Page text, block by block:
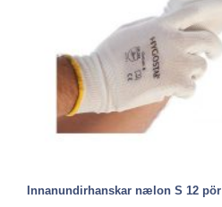
Innanundirhanskar nælon S 12 pör